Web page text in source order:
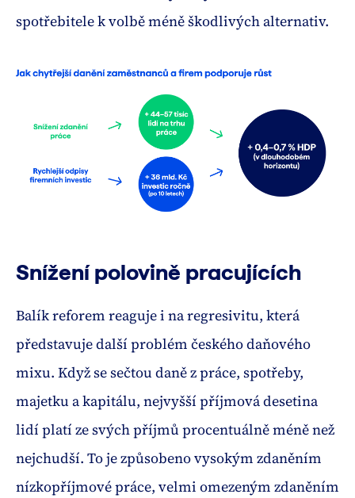
spotřebitele k volbě méně škodlivých alternativ.
Snížení polovině pracujících
Balík reforem reaguje i na regresivitu, která
představuje další problém českého daňového
mixu. Když se sečtou daně z práce, spotřeby,
majetku a kapitálu, nejvyšší příjmová desetina
lidí platí ze svých příjmů procentuálně méně než
nejchudší. To je způsobeno vysokým zdaněním
nízkopříjmové práce, velmi omezeným zdaněním